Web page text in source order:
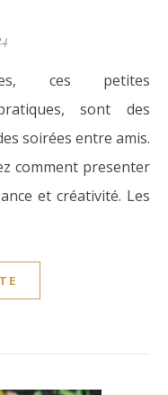
sont des
soirées entre amis.
comment presenter
et créativité. Les